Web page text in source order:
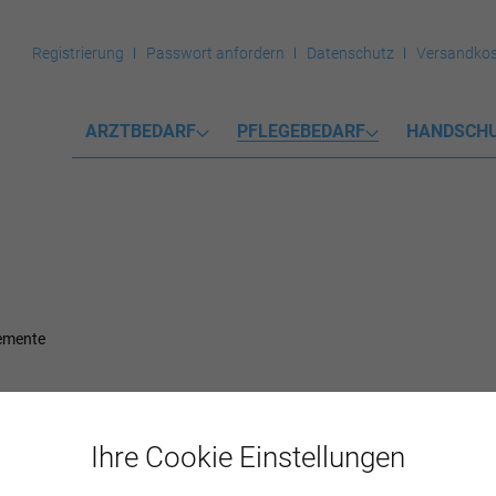
Registrierung Passwort anfordern Datenschutz
ARZTBEDARF PFLEGEBEDARF
Ihre Cookie Einstellungen